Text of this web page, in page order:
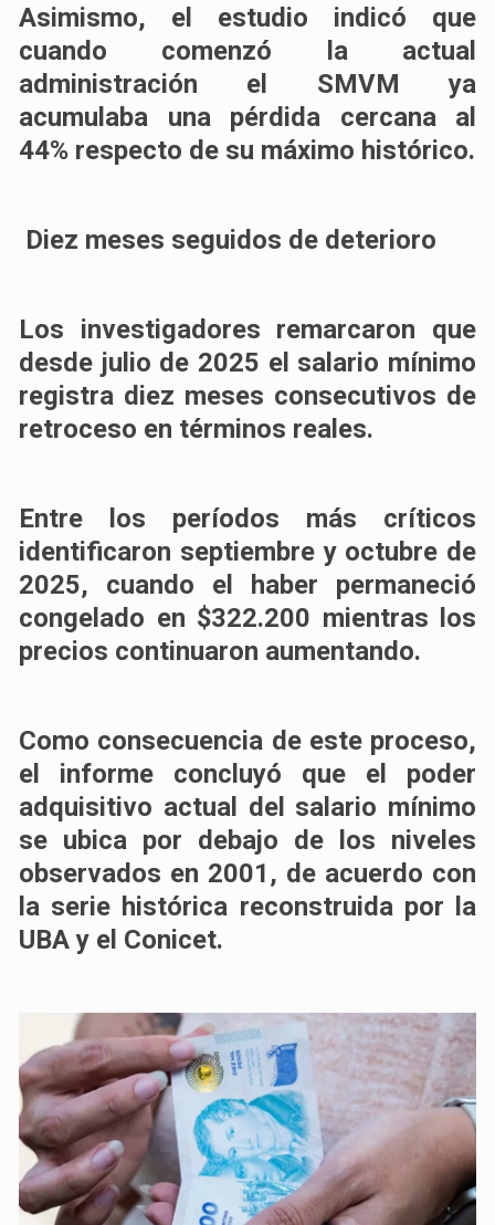
Asimismo, el estudio indicó que
cuando comenzó la actual
administración el SMVM ya
acumulaba una pérdida cercana al
44% respecto de su máximo histórico.
Diez meses seguidos de deterioro
Los investigadores remarcaron que
desde julio de 2025 el salario mínimo
registra diez meses consecutivos de
retroceso en términos reales.
Entre los períodos más críticos
identificaron septiembre y octubre de
2025, cuando el haber permaneció
congelado en $322.200 mientras los
precios continuaron aumentando.
Como consecuencia de este proceso,
el informe concluyó que el poder
adquisitivo actual del salario mínimo
se ubica por debajo de los niveles
observados en 2001, de acuerdo con
la serie histórica reconstruida por la
UBA y el Conicet.